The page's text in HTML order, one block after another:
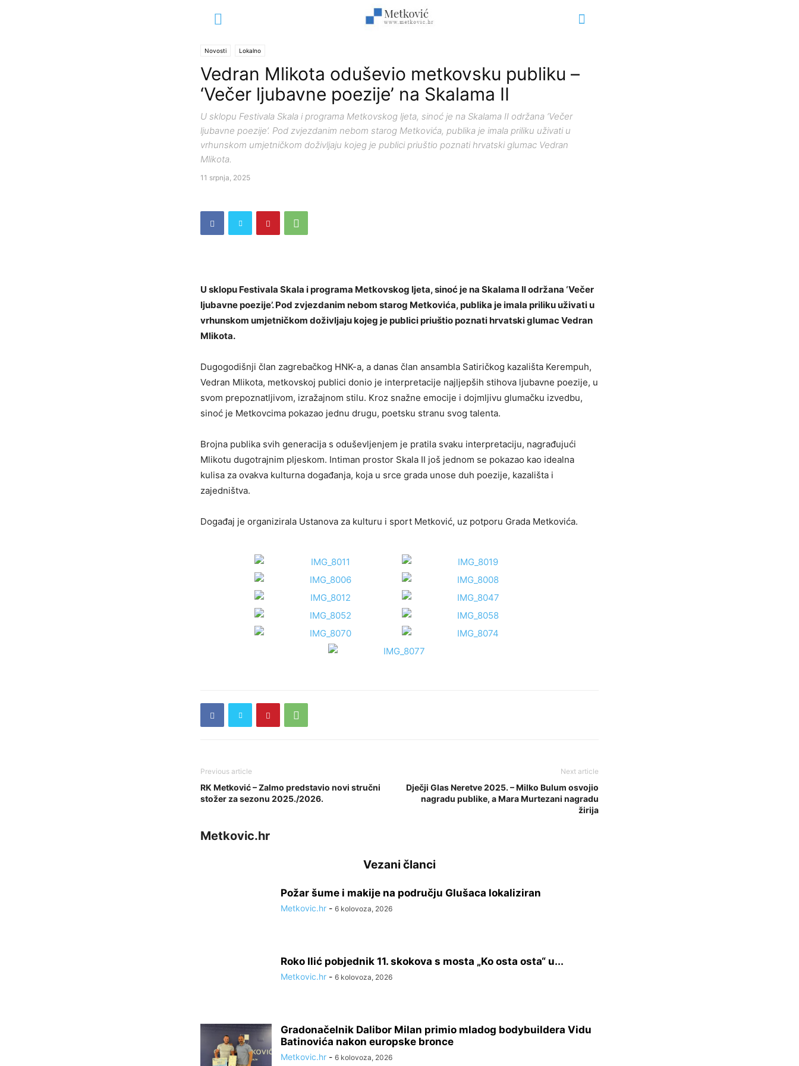
Novosti Lokalno
Vedran Mlikota oduševio metkovsku publiku –
‘Večer ljubavne poezije’ na Skalama II
U sklopu Festivala Skala i programa Metkovskog ljeta, sinoć je na Skalama II održana ‘Večer
ljubavne poezije’. Pod zvjezdanim nebom starog Metkovića, publika je imala priliku uživati u
vrhunskom umjetničkom doživljaju kojeg je publici priuštio poznati hrvatski glumac Vedran
Mlikota.
11 srpnja, 2025
U sklopu Festivala Skala i programa Metkovskog ljeta, sinoć je na Skalama II održana ‘Večer
ljubavne poezije’. Pod zvjezdanim nebom starog Metkovića, publika je imala priliku uživati u
vrhunskom umjetničkom doživljaju kojeg je publici priuštio poznati hrvatski glumac Vedran
Mlikota.
Dugogodišnji član zagrebačkog HNK-a, a danas član ansambla Satiričkog kazališta Kerempuh,
Vedran Mlikota, metkovskoj publici donio je interpretacije najljepših stihova ljubavne poezije, u
svom prepoznatljivom, izražajnom stilu. Kroz snažne emocije i dojmljivu glumačku izvedbu,
sinoć je Metkovcima pokazao jednu drugu, poetsku stranu svog talenta.
Brojna publika svih generacija s oduševljenjem je pratila svaku interpretaciju, nagrađujući
Mlikotu dugotrajnim pljeskom. Intiman prostor Skala II još jednom se pokazao kao idealna
kulisa za ovakva kulturna događanja, koja u srce grada unose duh poezije, kazališta i
zajedništva.
Događaj je organizirala Ustanova za kulturu i sport Metković, uz potporu Grada Metkovića.
Previous article
RK Metković – Zalmo predstavio novi stručni
stožer za sezonu 2025./2026.
Next article
Dječji Glas Neretve 2025. – Milko Bulum osvojio
nagradu publike, a Mara Murtezani nagradu
žirija
Metkovic.hr
Vezani članci
Požar šume i makije na području Glušaca lokaliziran
Metkovic.hr - 6 kolovoza, 2026
Roko Ilić pobjednik 11. skokova s mosta „Ko osta osta“ u...
Metkovic.hr - 6 kolovoza, 2026
Gradonačelnik Dalibor Milan primio mladog bodybuildera Vidu
Batinovića nakon europske bronce
Metkovic.hr - 6 kolovoza, 2026